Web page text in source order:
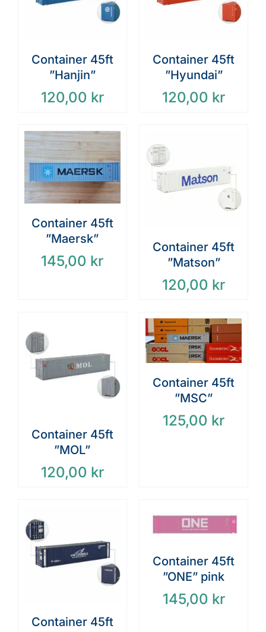
Container 45ft
”Hanjin”
120,00 kr
Container 45ft
”Hyundai”
120,00 kr
Container 45ft
”Maersk”
145,00 kr
Container 45ft
”Matson”
120,00 kr
Container 45ft
”MOL”
120,00 kr
Container 45ft
”MSC”
125,00 kr
Container 45ft
Container 45ft
”ONE” pink
145,00 kr